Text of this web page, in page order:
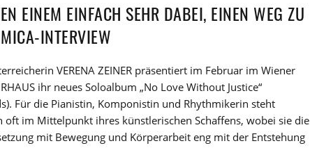
EINEM EINFACH SEHR DABEI, EINEN WEG ZU
INTERVIEW
VERENA ZEINER präsentiert im Februar im Wiener
ihr neues Soloalbum „No Love Without Justice“
Für die Pianistin, Komponistin und Rhythmikerin steht
oft im Mittelpunkt ihres künstlerischen Schaffens, wobei sie die
mit Bewegung und Körperarbeit eng mit der Entstehung